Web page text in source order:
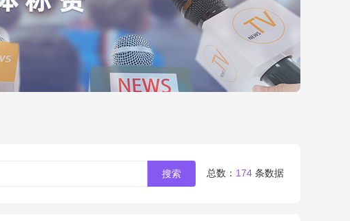
总数： 174 条数据